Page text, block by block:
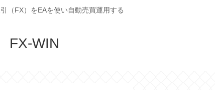
（FX）をEAを使い自動売買運用する
FX-WIN